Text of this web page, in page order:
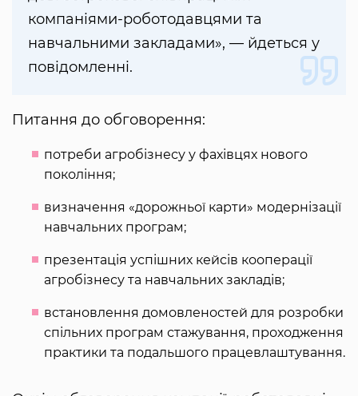
компаніями-роботодавцями та
навчальними закладами», — йдеться у
повідомленні.
Питання до обговорення:
потреби агробізнесу у фахівцях нового
покоління;
визначення «дорожньої карти» модернізації
навчальних програм;
презентація успішних кейсів кооперації
агробізнесу та навчальних закладів;
встановлення домовленостей для розробки
спільних програм стажування, проходження
практики та подальшого працевлаштування.